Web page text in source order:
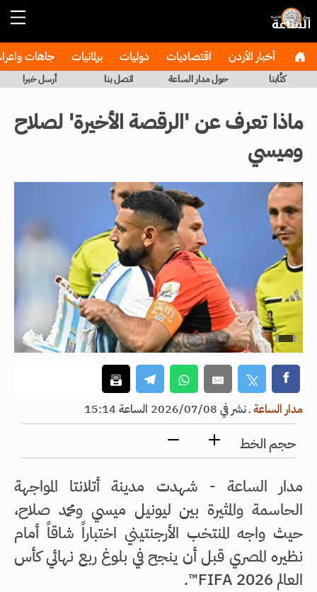
أخبار الأردن اقتصاديات دوليات برلمانيات جاهات
كتَّابنا حول مدار الساعة اتصل بنا أرسل خبرا
ماذا تعرف عن 'الرقصة الأخيرة' لصلاح
وميسي
مدار الساعةـنشر في 2026/07/08 الساعة 15:14
حجم الخط
مدار الساعة - شهدت مدينة أتلانتا المواجهة
الحاسمة والمثيرة بين ليونيل ميسي ومحمد صلاح،
حيث واجه المنتخب الأرجنتيني اختباراً شاقاً أمام
نظيره المصري قبل أن ينجح في بلوغ ربع نهائي كأس
العالم FIFA 2026™.